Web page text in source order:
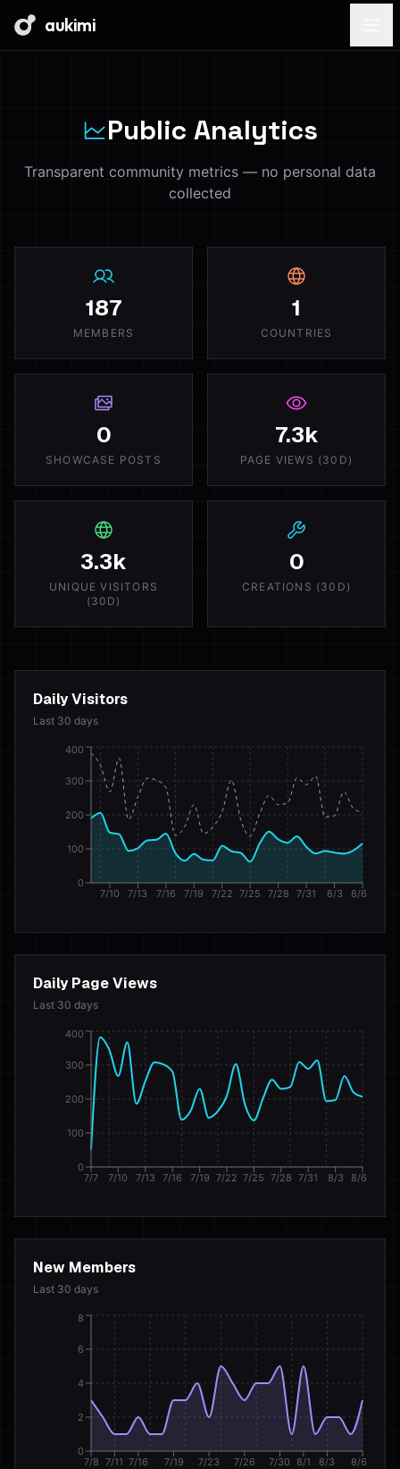
aukimi
Public Analytics
Transparent community metrics — no personal data
collected
187
MEMBERS
1
COUNTRIES
0
SHOWCASE POSTS
7.3k
PAGE VIEWS (30D)
3.3k
UNIQUE VISITORS
(30D)
0
CREATIONS (30D)
Daily Visitors
Last 30 days
7/10 7/13 7/16 7/19 7/22 7/25 7/28 7/31 8/3 8/6
0
100
200
300
400
Daily Page Views
Last 30 days
7/7 7/10 7/13 7/16 7/19 7/22 7/25 7/28 7/31 8/3 8/6
0
100
200
300
400
New Members
Last 30 days
7/8 7/11 7/16 7/19 7/23 7/26 7/30 8/1 8/3 8/6
0
2
4
6
8